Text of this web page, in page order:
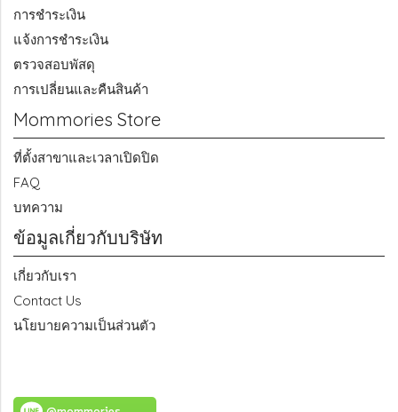
การชำระเงิน
แจ้งการชำระเงิน
ตรวจสอบพัสดุ
การเปลี่ยนและคืนสินค้า
Mommories Store
ที่ตั้งสาขาและเวลาเปิดปิด
FAQ
บทความ
ข้อมูลเกี่ยวกับบริษัท
เกี่ยวกับเรา
Contact Us
นโยบายความเป็นส่วนตัว